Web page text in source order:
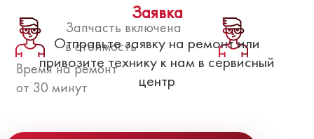
Запчасть включена
в стоимость
Время на ремонт
от 30 минут
Заявка
Отправьте заявку на ремонт или
привозите технику к нам в сервисный
центр